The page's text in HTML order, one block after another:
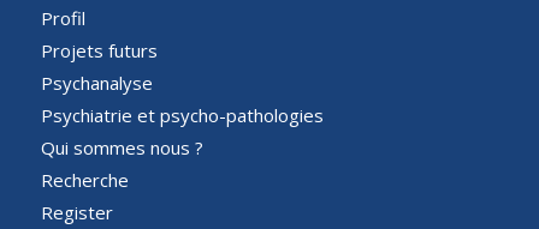
Profil
Projets futurs
Psychanalyse
Psychiatrie et psycho-pathologies
Qui sommes nous ?
Recherche
Register